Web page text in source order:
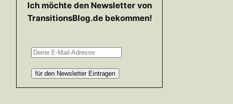
Ich möchte den Newsletter von
TransitionsBlog.de bekommen!